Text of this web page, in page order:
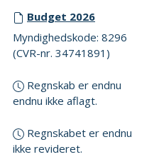
Budget 2026
Myndighedskode: 8296
(CVR-nr. 34741891)
Regnskab er endnu
endnu ikke aflagt.
Regnskabet er endnu
ikke revideret.